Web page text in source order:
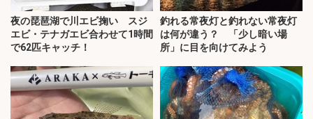
夜の琵琶湖で川エビ掬い スジ
エビ・テナガエビ合わせて1時間
で62匹キャッチ！
釣れる常夜灯と釣れない常夜灯
は何が違う？ 「少し暗い場
所」に目を向けてみよう